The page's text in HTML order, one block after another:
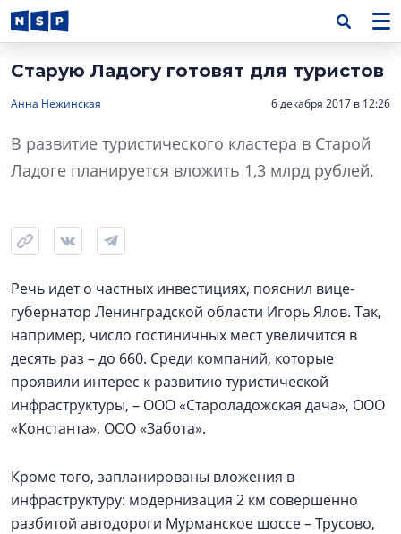
Старую Ладогу готовят для туристов
Анна Нежинская 6 декабря 2017 в 12:26
В развитие туристического кластера в Старой
Ладоге планируется вложить 1,3 млрд рублей.
Речь идет о частных инвестициях, пояснил вице-
губернатор Ленинградской области Игорь Ялов. Так,
например, число гостиничных мест увеличится в
десять раз – до 660. Среди компаний, которые
проявили интерес к развитию туристической
инфраструктуры, – ООО «Староладожская дача», ООО
«Константа», ООО «Забота».
Кроме того, запланированы вложения в
инфраструктуру: модернизация 2 км совершенно
разбитой автодороги Мурманское шоссе – Трусово,